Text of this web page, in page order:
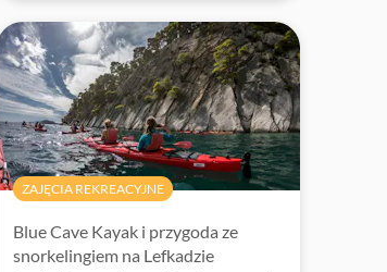
ZAJĘCIA REKREACYJNE
Blue Cave Kayak i przygoda ze
snorkelingiem na Lefkadzie